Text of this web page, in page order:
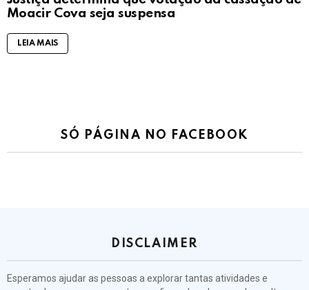
Moacir Cova seja suspensa
LEIA MAIS
SÓ PÁGINA NO FACEBOOK
DISCLAIMER
Esperamos ajudar as pessoas a explorar tantas atividades e